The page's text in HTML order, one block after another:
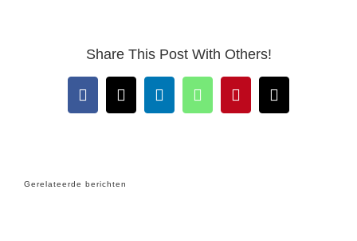
Share This Post With Others!
Facebook
X LinkedInWhatsAppPinterest
E-
mail
Gerelateerde berichten